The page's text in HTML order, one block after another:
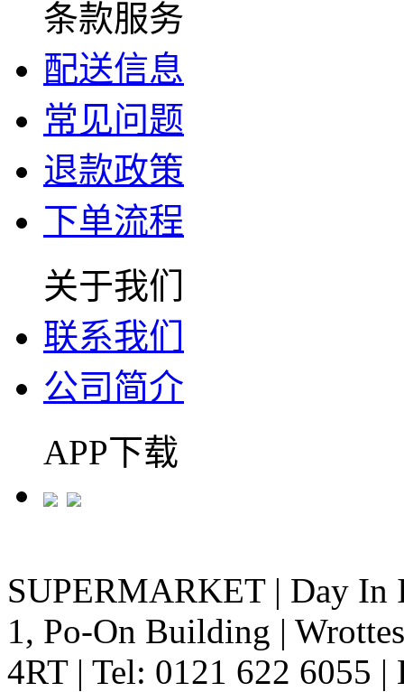
条款服务
配送信息
常见问题
退款政策
下单流程
关于我们
联系我们
公司简介
APP下载
SUPERMARKET | Day In
1, Po-On Building |
4RT | Tel: 0121 622 6055 |